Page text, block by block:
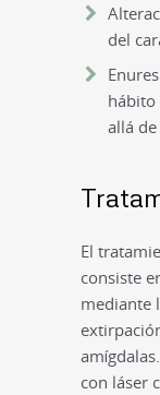
del
hábito
allá
El
consiste
mediante
con láser